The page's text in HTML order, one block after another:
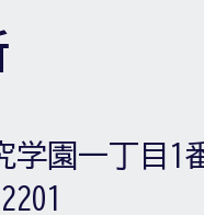
学園一丁目1